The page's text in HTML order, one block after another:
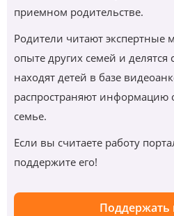
приемном родительстве.
Родители читают экспертные
опыте других семей и
находят детей в базе
распространяют информацию
семье.
Если вы считаете работу
поддержите его!
Поддержать